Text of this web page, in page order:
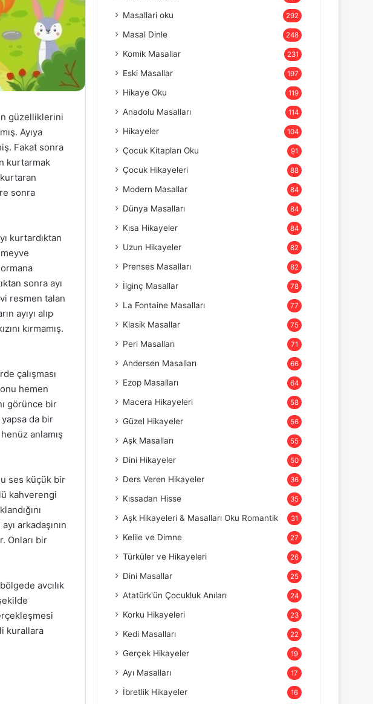
güzelliklerini
Ayıya
Fakat sonra
kurtarmak
sonra
kurtardıktan
sonra ayı
resmen talan
ayıyı alıp
kırmamış.
çalışması
hemen
görünce bir
da bir
anlamış
ses küçük bir
kahverengi
arkadaşının
Onları bir
avcılık
kurallara
Masallari oku 292
Masal Dinle 248
Komik Masallar 231
Eski Masallar 197
Hikaye Oku 119
Anadolu Masalları 114
Hikayeler 104
Çocuk Kitapları Oku 91
Çocuk Hikayeleri 88
Modern Masallar 84
Dünya Masalları 84
Kısa Hikayeler 84
Uzun Hikayeler 82
Prenses Masalları 82
İlginç Masallar 78
La Fontaine Masalları 77
Klasik Masallar 75
Peri Masalları 71
Andersen Masalları 66
Ezop Masalları 64
Macera Hikayeleri 58
Güzel Hikayeler 56
Aşk Masalları 55
Dini Hikayeler 50
Ders Veren Hikayeler 36
Kıssadan Hisse 35
Aşk Hikayeleri & Masalları Oku Romantik 31
Kelile ve Dimne 27
Türküler ve Hikayeleri 26
Dini Masallar 25
Atatürk'ün Çocukluk Anıları 24
Korku Hikayeleri 23
Kedi Masalları 22
Gerçek Hikayeler 19
Ayı Masalları 17
İbretlik Hikayeler 16